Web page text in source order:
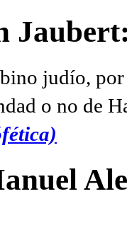
judío,
o no de